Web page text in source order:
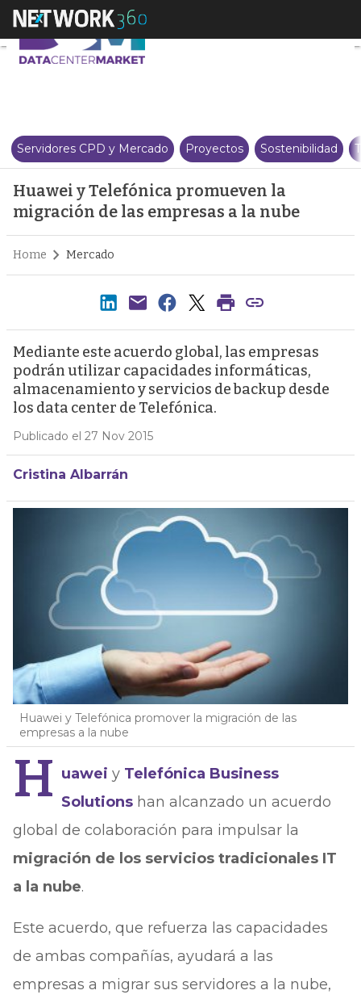
Huawei y Telefónica
Servidores CPD y Mercado Proyectos Sostenibilidad
Huawei y Telefónica promueven la
migración de las empresas a la nube
Home Mercado
Mediante este acuerdo global, las empresas
podrán utilizar capacidades informáticas,
almacenamiento y servicios de backup desde
los data center de Telefónica.
Publicado el 27 Nov 2015
Cristina Albarrán
Huawei y Telefónica promover la migración de las
empresas a la nube
H uawei y Telefónica Business
Solutionshan alcanzado un acuerdo
global de colaboración para impulsar la
migración de los servicios tradicionales IT
a la nube.
Este acuerdo, que refuerza las capacidades
de ambas compañías, ayudará a las
empresas a migrar sus servidores a la nube,